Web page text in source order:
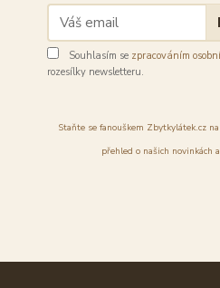
Souhlasím se zpracováním
rozesílky newsletteru.
Staňte se fanouškem Zbytkylátek.cz
přehled o našich novinkách